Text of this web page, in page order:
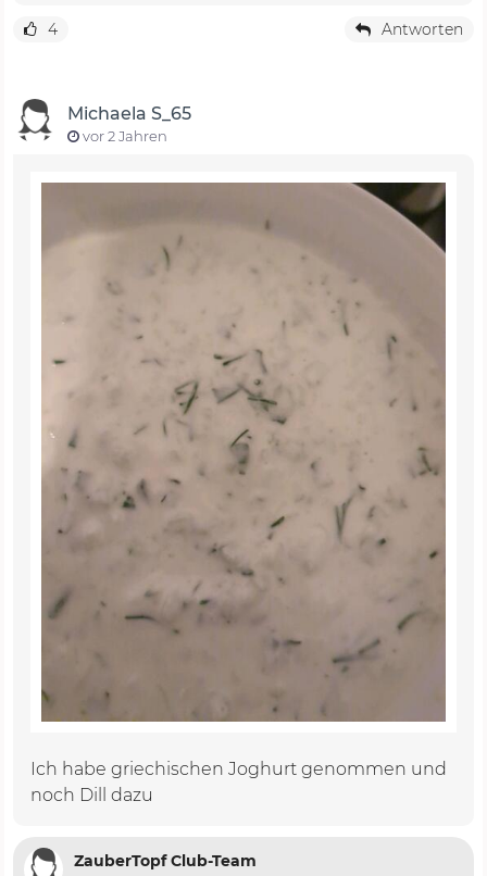
4 Antworten
Michaela S_65
vor 2 Jahren
Ich habe griechischen Joghurt genommen und
noch Dill dazu
ZauberTopf Club-Team